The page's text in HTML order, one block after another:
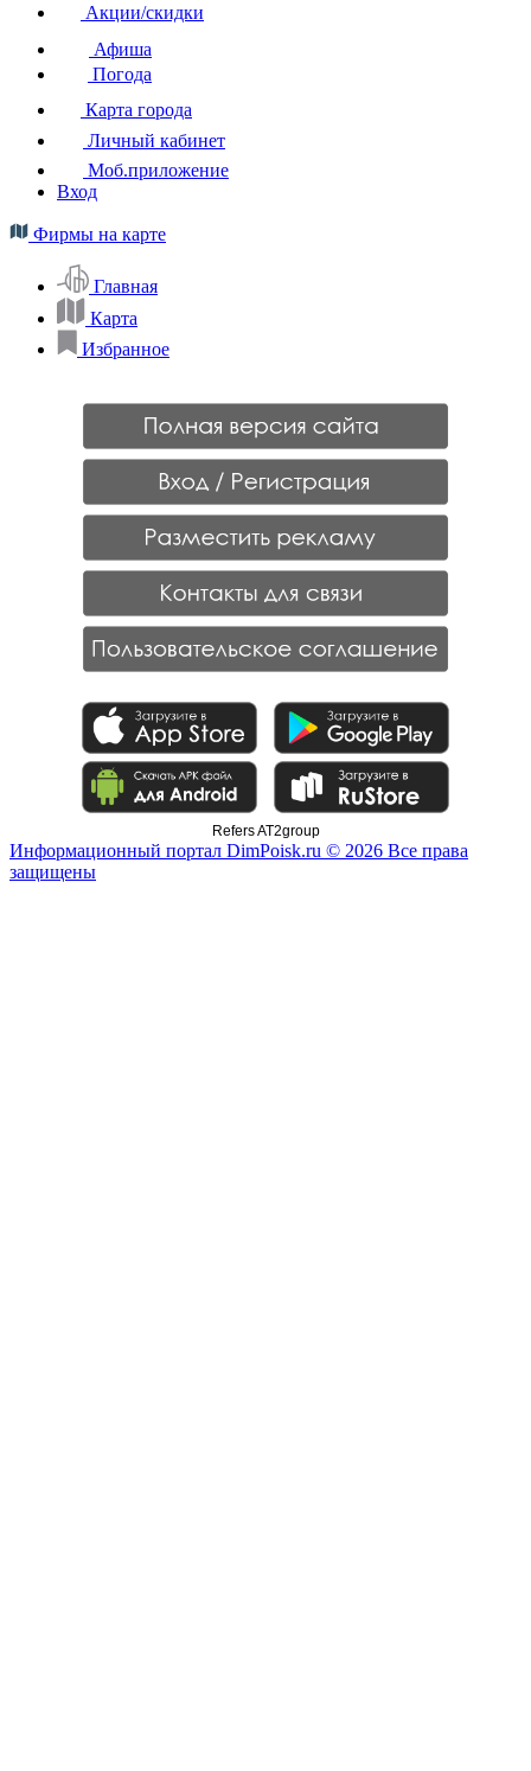
Акции/скидки
Афиша
Погода
Карта города
Личный кабинет
Моб.приложение
Вход
Фирмы на карте
Главная
Карта
Избранное
Refers AT2group
Информационный портал DimPoisk.ru © 2026 Все права
защищены